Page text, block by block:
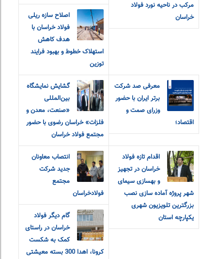
مرکب در ناحیه نورد فولاد
خراسان
اصلاح سازه ریلی
فولاد خراسان با
هدف کاهش
استهلاک خطوط و بهبود فرایند
توزین
معرفی صد شرکت
برتر ایران با حضور
وزرای صمت و
اقتصاد؛
گشایش نمایشگاه
بین‌المللی
«صنعت، معدن و
فلزات» خراسان رضوی با حضور
مجتمع فولاد خراسان
اقدام تازه فولاد
خراسان در تجهیز
و بهسازی سیمای
شهر پروژه آماده سازی نصب
بزرگترین تلویزیون شهری
یکپارچه استان
انتصاب معاونان
جدید شرکت
مجتمع
فولادخراسان
گام دیگر فولاد
خراسان در راستای
کمک به شکست
کرونا، اهدا 300 بسته معیشتی